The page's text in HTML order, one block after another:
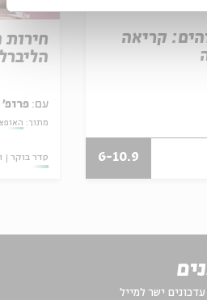
קריאה
6-10.9
עם: פרופ'
מתוך:
סדר בוקר
ישר למייל